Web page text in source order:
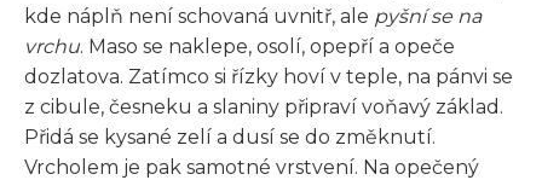
kde náplň není schovaná uvnitř, ale pyšní se na
vrchu. Maso se naklepe, osolí, opepří a opeče
dozlatova. Zatímco si řízky hoví v teple, na pánvi se
z cibule, česneku a slaniny připraví voňavý základ.
Přidá se kysané zelí a dusí se do změknutí.
Vrcholem je pak samotné vrstvení. Na opečený